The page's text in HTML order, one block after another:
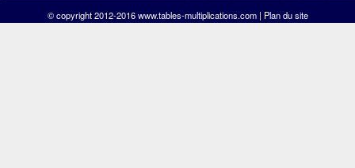
© copyright 2012-2016 www.tables-multiplications.com | Plan du site